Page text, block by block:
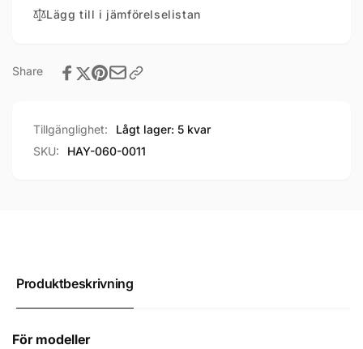
Lägg till i jämförelselistan
Share
Tillgänglighet:
Lågt lager: 5 kvar
SKU:
HAY-060-0011
Produktbeskrivning
För modeller